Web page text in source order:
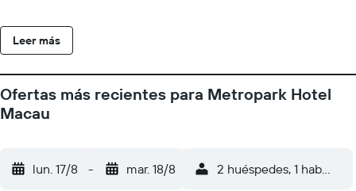
a Internet wifi gratis. Los servicios para las personas de negocios
incluyen escritorio y teléfono. Las habitaciones también
servicio de limpieza todos los días y es posible solicitar tabla de
planchar con plancha. En el alojamiento hay piscina cubierta y
Leer más
Ofertas más recientes para Metropark Hotel
Macau
lun. 17/8 - mar. 18/8 2 huéspedes, 1